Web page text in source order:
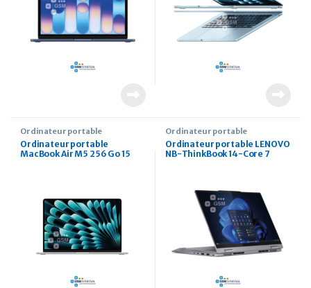
Ordinateur portable
Ordinateur portable
MacBook Air M5 256 Go 15
Ordinateur portable
Ordinateur portable LENOVO
NB-ThinkBook 14-Core 7